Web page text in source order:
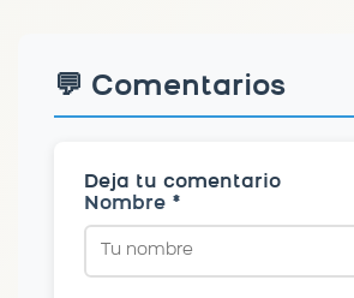
💬 Comentarios
Deja tu comentario
Nombre *